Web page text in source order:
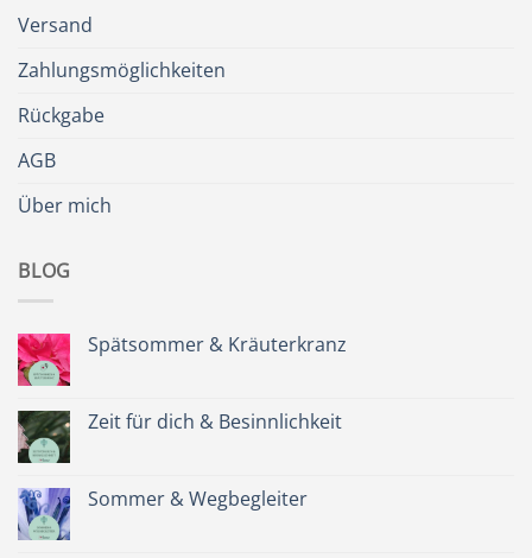
Versand
Zahlungsmöglichkeiten
Rückgabe
AGB
Über mich
BLOG
Spätsommer & Kräuterkranz
Spätsommer
&
Zeit für dich & Besinnlichkeit
Zeit
für
Sommer & Wegbegleiter